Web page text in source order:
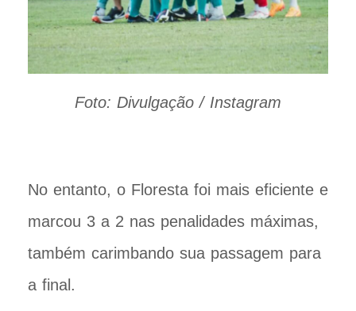
Foto: Divulgação / Instagram
No entanto, o Floresta foi mais eficiente e
marcou 3 a 2 nas penalidades máximas,
também carimbando sua passagem para
a final.